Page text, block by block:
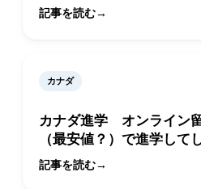
記事を読む
カナダ
カナダ進学 オンライン
（最安値？）で進学して
記事を読む